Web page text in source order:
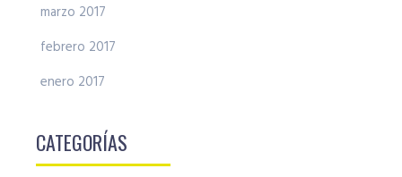
marzo 2017
febrero 2017
enero 2017
CATEGORÍAS